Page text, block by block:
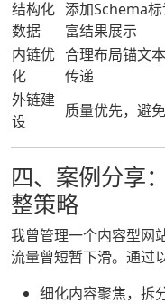
结构化
数据
添加Schema
富结果展示
内链优
化
合理布局锚文
传递
外链建
设
质量优先，避
四、案例分享
整策略
我曾管理一个内容型网
流量曾短暂下滑。通过
细化内容聚焦，拆